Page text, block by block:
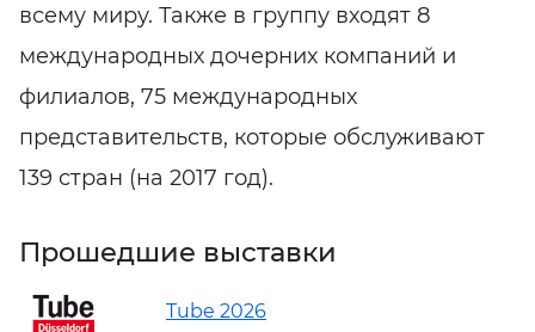
всему миру. Также в группу входят 8
международных дочерних компаний и
филиалов, 75 международных
представительств, которые обслуживают
139 стран (на 2017 год).
Прошедшие выставки
Tube 2026